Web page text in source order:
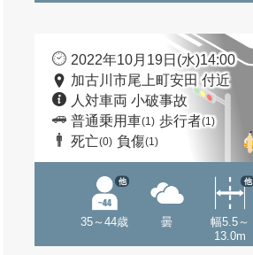
2022年10月19日(水)14:00
加古川市尾上町安田 付近
人対車両 小破事故
普通乗用車(1) 歩行者(1)
死亡(0) 負傷(1)
35～44歳
他
曇
幅5.5～
13.0m
他